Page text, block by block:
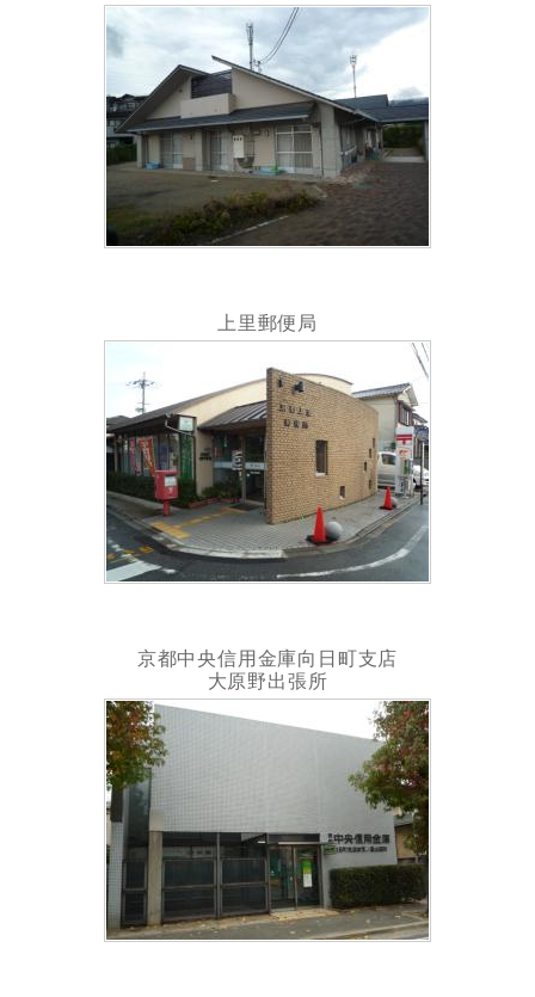
上里郵便局
京都中央信用金庫向日町支店
大原野出張所